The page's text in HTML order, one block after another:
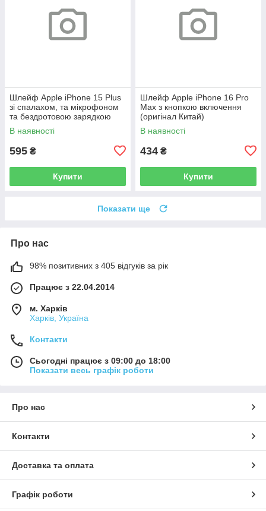
Шлейф Apple iPhone 15 Plus
зі спалахом, та мікрофоном
та бездротовою зарядкою
(оригінал Китай)
В наявності
595 ₴
Купити
Шлейф Apple iPhone 16 Pro
Max з кнопкою включення
(оригінал Китай)
В наявності
434 ₴
Купити
Показати ще
Про нас
98% позитивних з 405 відгуків за рік
Працює з 22.04.2014
м. Харків
Харків, Україна
Контакти
Сьогодні працює з 09:00 до 18:00
Показати весь графік роботи
Про нас
Контакти
Доставка та оплата
Графік роботи